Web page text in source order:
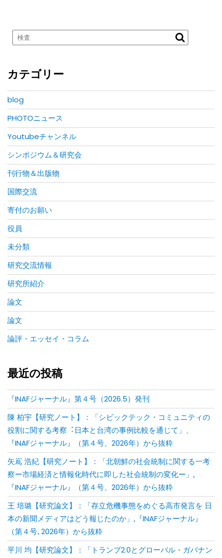
カテゴリー
blog
PHOTOニュース
Youtubeチャンネル
シンポジウム＆研究会
刊行物＆出版物
国際交流
寄付のお願い
役員
未分類
研究交流情報
研究所紹介
論文
論文
論評・エッセイ・コラム
最近の投稿
『INAFジャーナル』第４号（2026.5）発刊
陳 柏宇【研究ノート】：「シビックテック・コミュニティの
役割に関する考察︓⽇本と台湾の事例⽐較を通じて」、
『INAFジャーナル』（第４号、2026年）から抜粋
矢嶌 浩紀【研究ノート】：「北朝鮮の社会統制に関する一考
察ー市場経済と情報化時代に即した社会統制の変化ー」,
『INAFジャーナル』（第４号、2026年）から抜粋
王 培璐【研究論文】：「存⽴危機事態をめぐる⾼市発⾔を ⽇
本の新聞メディアはどう報じたのか」,『INAFジャーナル』
（第４号､2026年）から抜粋
平川 均【研究論文】：「トランプ2.0とグローバル・ガバナン